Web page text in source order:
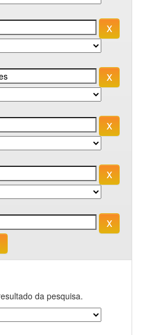
da pesquisa.